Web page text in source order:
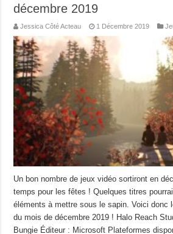
décembre 2019
Jessica Côté Acteau 1 Décembre 2019
Un bon nombre de jeux vidéo sortiront en
temps pour les fêtes ! Quelques titres
éléments à mettre sous le sapin. Voici donc
du mois de décembre 2019 ! Halo Reach
Bungie Éditeur : Microsoft Plateformes